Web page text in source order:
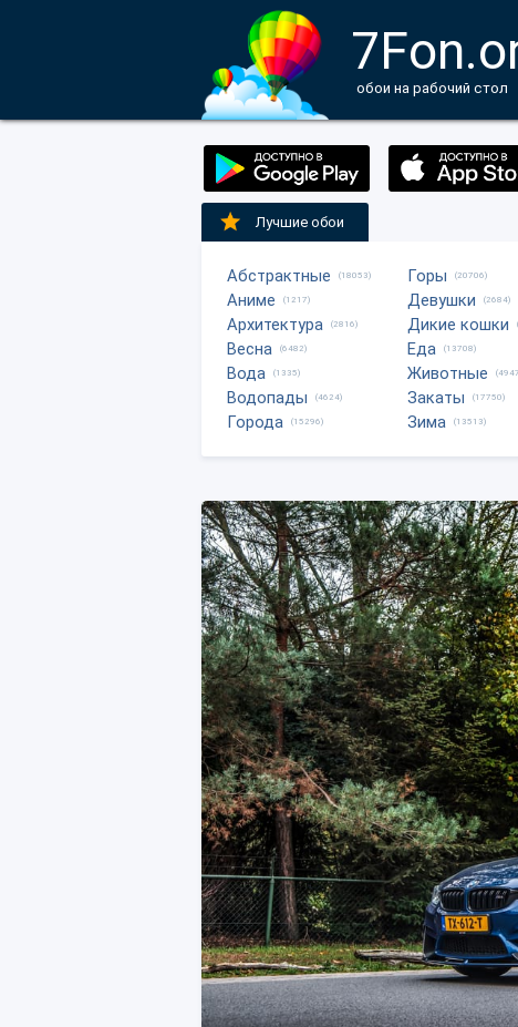
обои на рабочий стол
Лучшие обои
Абстрактные (18053)
Аниме (1217)
Архитектура (2816)
Весна (6482)
Вода (1335)
Водопады (4624)
Города (15296)
Горы (20706)
Девушки (2684)
Дикие кошки
Еда (13708)
Животные
Закаты (17750)
Зима (13513)